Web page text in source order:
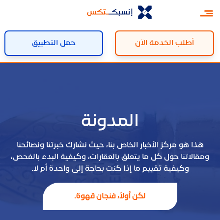
أطلب الخدمة الآن حمل التطبيق
المدونة
هذا هو مركز الأخبار الخاص بنا، حيث نشارك خبرتنا ونصائحنا
ومقالاتنا حول كل ما يتعلق بالعقارات، وكيفية البدء بالفحص،
وكيفية تقييم ما إذا كنت بحاجة إلى واحدة أم لا.
لكن أولاً، فنجان قهوة.